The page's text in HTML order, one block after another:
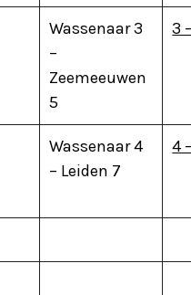
Wassenaar 3
–
Zeemeeuwen
5
3
Wassenaar 4
– Leiden 7
4